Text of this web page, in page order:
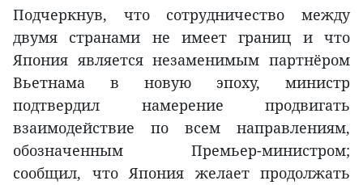
Подчеркнув, что сотрудничество между
двумя странами не имеет границ и что
Япония является незаменимым партнёром
Вьетнама в новую эпоху, министр
подтвердил намерение продвигать
взаимодействие по всем направлениям,
обозначенным Премьер-министром;
сообщил, что Япония желает продолжать